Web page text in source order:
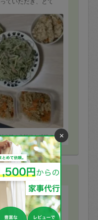
、とても嬉しいで
す。
当時の主観的な感想です。
×